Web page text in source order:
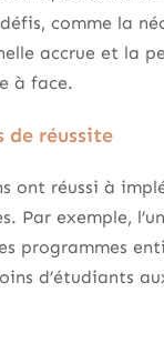
comme la
accrue et la
à face.
de réussite
ont réussi à
Par exemple,
programmes
d’étudiants